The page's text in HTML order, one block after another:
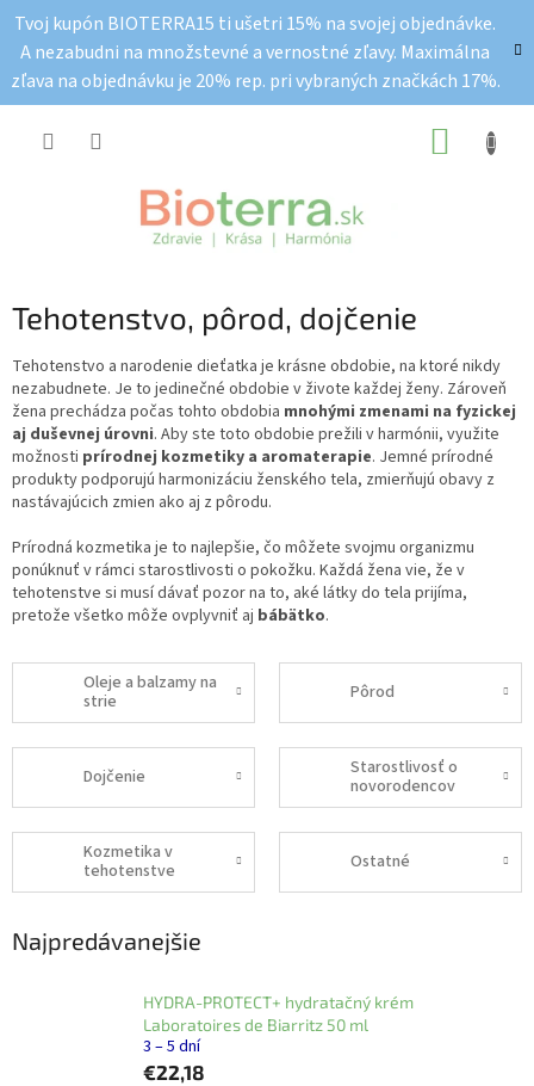
obsah
Tvoj kupón BIOTERRA15 ti ušetri 15% na svojej objednávke.
A nezabudni na množstevné a vernostné zľavy. Maximálna
zľava na objednávku je 20% rep. pri vybraných značkách 17%.
Tehotenstvo, pôrod, dojčenie
Tehotenstvo a narodenie dieťatka je krásne obdobie, na ktoré nikdy
nezabudnete. Je to jedinečné obdobie v živote každej ženy. Zároveň
žena prechádza počas tohto obdobia mnohými zmenami na fyzickej
aj duševnej úrovni. Aby ste toto obdobie prežili v harmónii, využite
možnosti prírodnej kozmetiky a aromaterapie. Jemné prírodné
produkty podporujú harmonizáciu ženského tela, zmierňujú obavy z
nastávajúcich zmien ako aj z pôrodu.
Prírodná kozmetika je to najlepšie, čo môžete svojmu organizmu
ponúknuť v rámci starostlivosti o pokožku. Každá žena vie, že v
tehotenstve si musí dávať pozor na to, aké látky do tela prijíma,
pretože všetko môže ovplyvniť aj bábätko.
Oleje a balzamy na
strie
Pôrod
Dojčenie
Starostlivosť o
novorodencov
Kozmetika v
tehotenstve
Ostatné
Najpredávanejšie
HYDRA-PROTECT+ hydratačný krém
Laboratoires de Biarritz 50 ml
3 – 5 dní
€22,18